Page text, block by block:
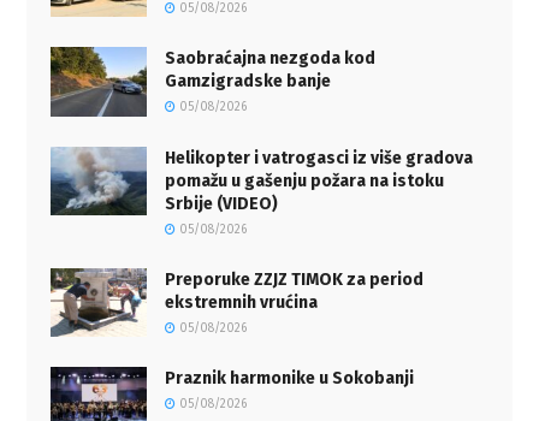
05/08/2026
Saobraćajna nezgoda kod
Gamzigradske banje
05/08/2026
Helikopter i vatrogasci iz više gradova
pomažu u gašenju požara na istoku
Srbije (VIDEO)
05/08/2026
Preporuke ZZJZ TIMOK za period
ekstremnih vrućina
05/08/2026
Praznik harmonike u Sokobanji
05/08/2026